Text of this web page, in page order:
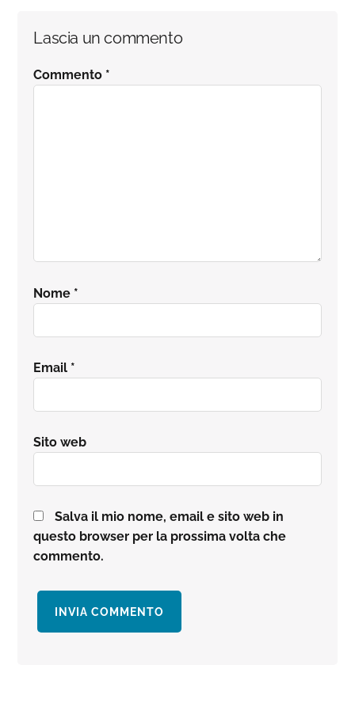
Interazioni
del
Lascia un commento
Commento *
Nome *
Email *
Sito web
Salva il mio nome, email e sito web in
questo browser per la prossima volta che
commento.